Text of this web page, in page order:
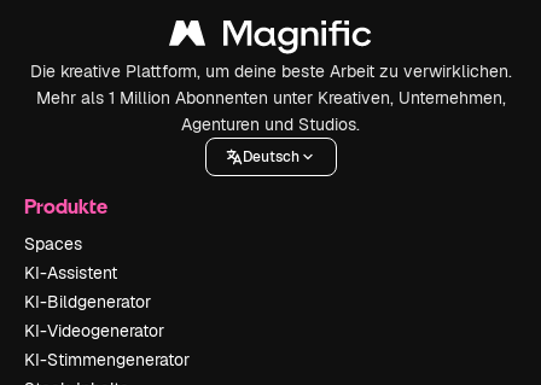
Die kreative Plattform, um deine beste Arbeit zu verwirklichen.
Mehr als 1 Million Abonnenten unter Kreativen, Unternehmen,
Agenturen und Studios.
Deutsch
Produkte
Spaces
KI-Assistent
KI-Bildgenerator
KI-Videogenerator
KI-Stimmengenerator